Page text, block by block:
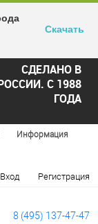
СДЕЛАНО В
С 1988
ГОДА
Информация
Вход Регистрация
8 (495) 137-47-47
Скачать